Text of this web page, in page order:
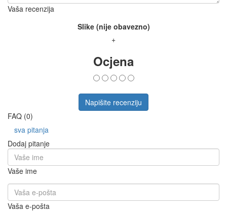
Vaša recenzija
Slike (nije obavezno)
+
Ocjena
Napišite recenziju
FAQ (0)
sva pitanja
Dodaj pitanje
Vaše ime
Vaša e-pošta